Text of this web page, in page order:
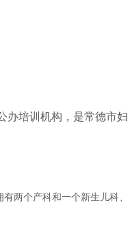
办培训机构，是常德市妇
两个产科和一个新生儿科、